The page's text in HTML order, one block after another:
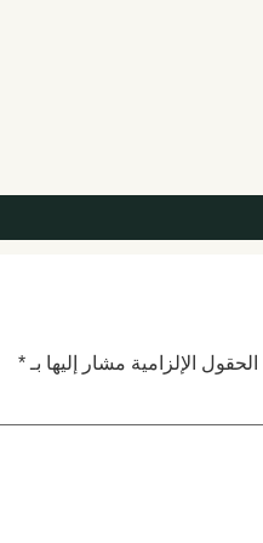
الحقول الإلزامية مشار إليها بـ *